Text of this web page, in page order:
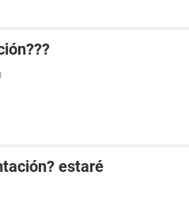
estaré